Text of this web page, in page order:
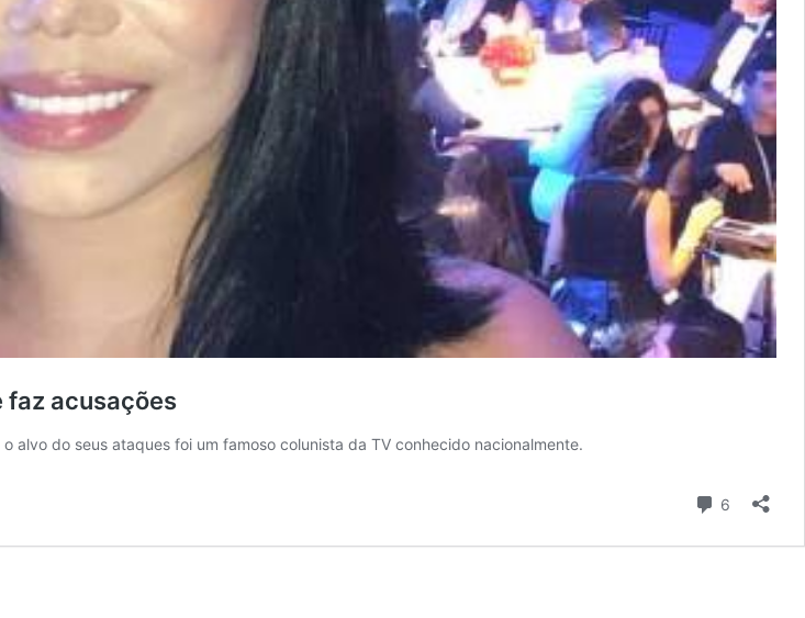
acusações
alvo do seus ataques foi um famoso colunista da TV conhecido nacionalmente.
6